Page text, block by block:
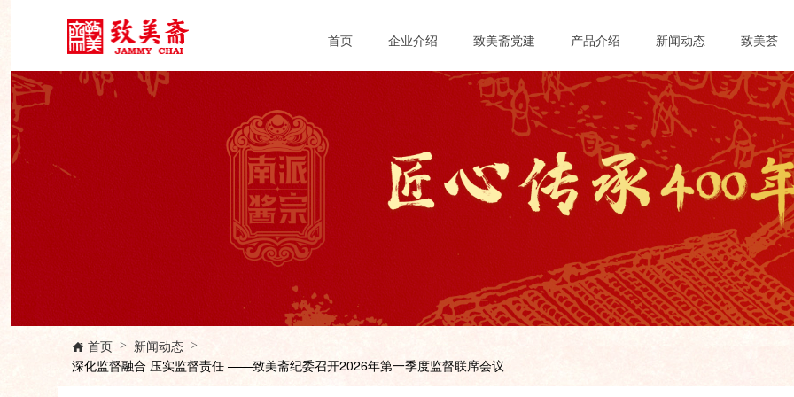
首页 企业介绍 致美斋党建 产品介绍 新闻动态 致美荟
 首页 > 新闻动态 >
深化监督融合 压实监督责任 ——致美斋纪委召开2026年第一季度监督联席会议